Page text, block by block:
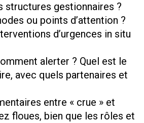
structures gestionnaires ?
ou points d’attention ?
d’urgences in situ
alerter ? Quel est le
avec quels partenaires et
entre « crue » et
floues, bien que les rôles et